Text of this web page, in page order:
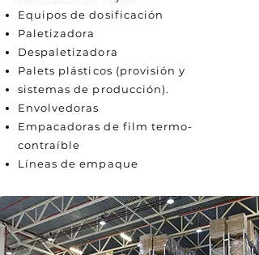
Equipos de dosificación
Paletizadora
Despaletizadora
Palets plásticos (provisión y
sistemas de producción).
Envolvedoras
Empacadoras de film termo-
contraíble
Líneas de empaque